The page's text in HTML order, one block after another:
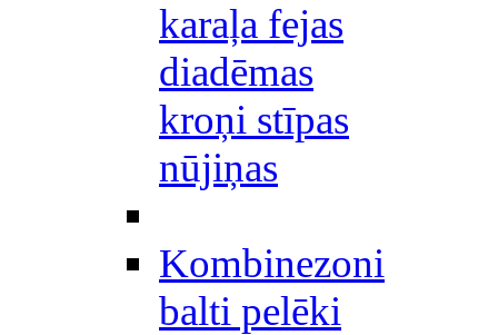
karaļa fejas
diadēmas
kroņi stīpas
nūjiņas
Kombinezoni
balti pelēki